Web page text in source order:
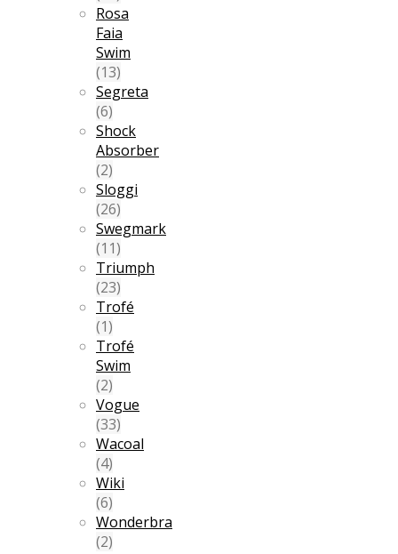
Rosa
Faia
Swim
(13)
Segreta
(6)
Shock
Absorber
(2)
Sloggi
(26)
Swegmark
(11)
Triumph
(23)
Trofé
(1)
Trofé
Swim
(2)
Vogue
(33)
Wacoal
(4)
Wiki
(6)
Wonderbra
(2)